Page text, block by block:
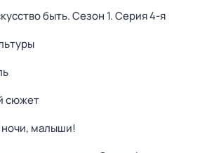
быть. Сезон 1. Серия 4-я
сюжет
малыши!